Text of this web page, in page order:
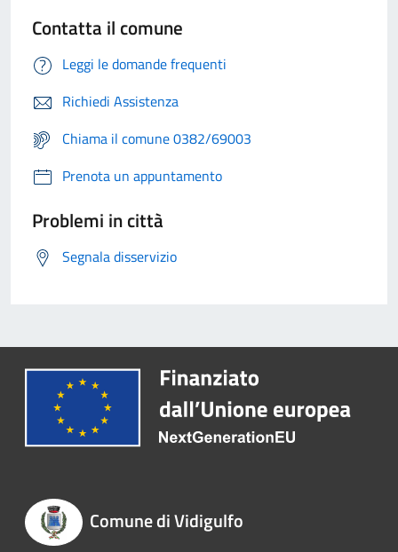
Contatta il comune
Leggi le domande frequenti
Richiedi Assistenza
Chiama il comune 0382/69003
Prenota un appuntamento
Problemi in città
Segnala disservizio
Comune di Vidigulfo